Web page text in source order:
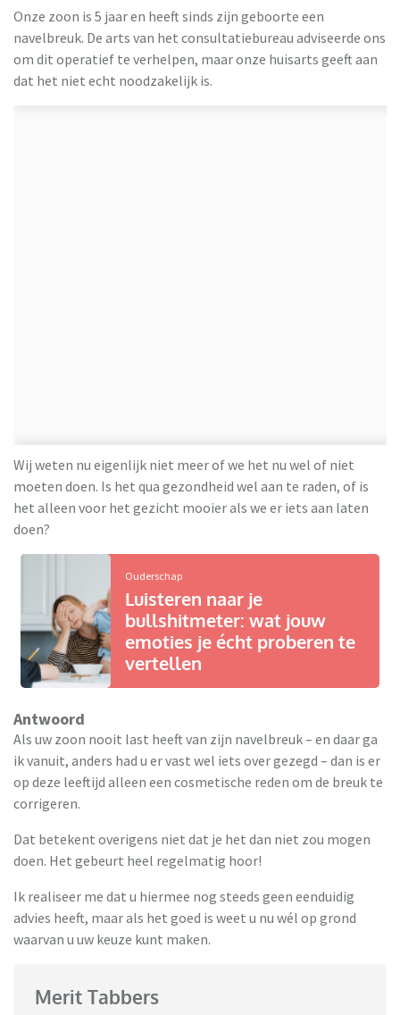
Onze zoon is 5 jaar en heeft sinds zijn geboorte een
navelbreuk. De arts van het consultatiebureau adviseerde ons
om dit operatief te verhelpen, maar onze huisarts geeft aan
dat het niet echt noodzakelijk is.
Wij weten nu eigenlijk niet meer of we het nu wel of niet
moeten doen. Is het qua gezondheid wel aan te raden, of is
het alleen voor het gezicht mooier als we er iets aan laten
doen?
Ouderschap
Luisteren naar je
bullshitmeter: wat jouw
emoties je écht proberen te
vertellen
Antwoord
Als uw zoon nooit last heeft van zijn navelbreuk – en daar ga
ik vanuit, anders had u er vast wel iets over gezegd – dan is er
op deze leeftijd alleen een cosmetische reden om de breuk te
corrigeren.
Dat betekent overigens niet dat je het dan niet zou mogen
doen. Het gebeurt heel regelmatig hoor!
Ik realiseer me dat u hiermee nog steeds geen eenduidig
advies heeft, maar als het goed is weet u nu wél op grond
waarvan u uw keuze kunt maken.
Merit Tabbers